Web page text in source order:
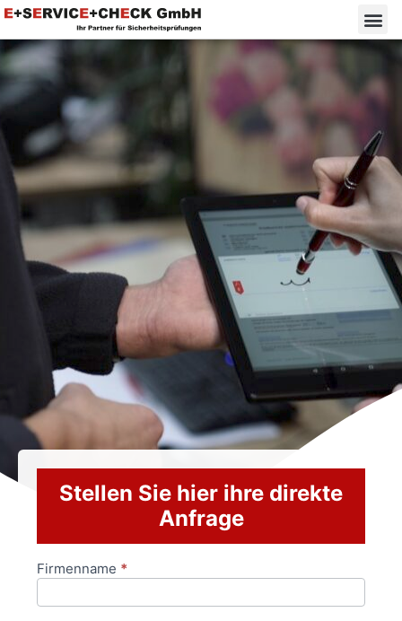
Stellen Sie hier ihre direkte
Anfrage
Anfrageformular
Firmenname *